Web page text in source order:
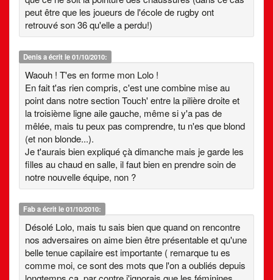
peut être que les joueurs de l'école de rugby ont
retrouvé son 36 qu'elle a perdu!)
Denisa écrit le 01/10/2010:
Waouh ! T'es en forme mon Lolo !
En fait t'as rien compris, c'est une combine mise au
point dans notre section Touch' entre la pilière droite et
la troisième ligne aile gauche, même si y'a pas de
mêlée, mais tu peux pas comprendre, tu n'es que blond
(et non blonde...).
Je t'aurais bien expliqué çà dimanche mais je garde les
filles au chaud en salle, il faut bien en prendre soin de
notre nouvelle équipe, non ?
Faba écrit le 01/10/2010:
Désolé Lolo, mais tu sais bien que quand on rencontre
nos adversaires on aime bien être présentable et qu'une
belle tenue capilaire est importante ( remarque tu es
comme moi, ce sont des mots que l'on a oubliés depuis